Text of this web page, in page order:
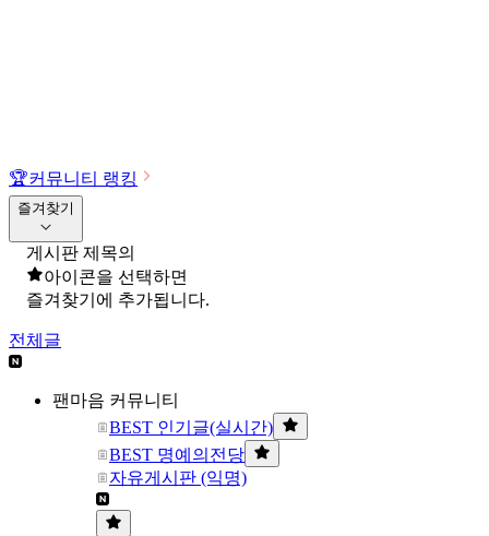
🏆커뮤니티 랭킹
즐겨찾기
게시판 제목의
아이콘을 선택하면
즐겨찾기에 추가됩니다.
전체글
팬마음 커뮤니티
BEST 인기글(실시간)
BEST 명예의전당
자유게시판 (익명)